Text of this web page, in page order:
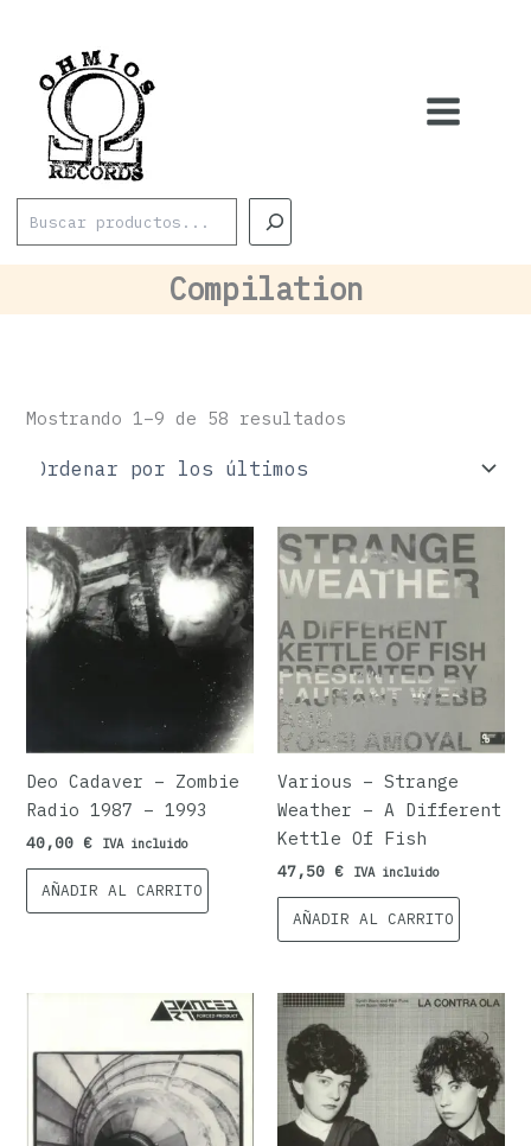
contenido
Compilation
Mostrando 1–9 de 58 resultados
Deo Cadaver – Zombie
Radio 1987 – 1993
40,00 € IVA incluido
AÑADIR AL CARRITO
Various ‎– Strange
Weather – A Different
Kettle Of Fish
47,50 € IVA incluido
AÑADIR AL CARRITO